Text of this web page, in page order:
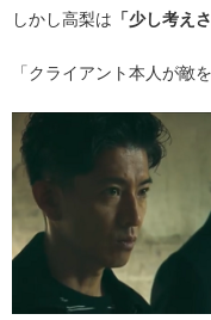
しかし高梨は 「少し考え
「クライアント本人が敵